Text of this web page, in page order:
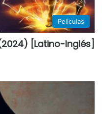
Películas
[Latino-Inglés]